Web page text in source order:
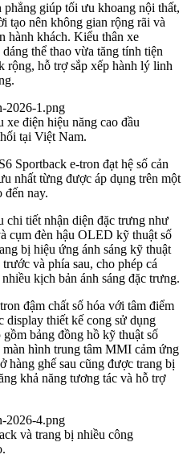
giúp tối ưu khoang nội thất,
tạo nên không gian rộng rãi và
hành khách. Kiểu thân xe
thể thao vừa tăng tính tiện
rộng, hỗ trợ sắp xếp hành lý linh
xe điện hiệu năng cao đầu
tại Việt Nam.
Sportback e-tron đạt hệ số cản
nhất từng được áp dụng trên một
đến nay.
chi tiết nhận diện đặc trưng như
cụm đèn hậu OLED kỹ thuật số
bị hiệu ứng ánh sáng kỹ thuật
và phía sau, cho phép cá
kịch bản ánh sáng đặc trưng.
đậm chất số hóa với tâm điểm
thiết kế cong sử dụng
bảng đồng hồ kỹ thuật số
hình trung tâm MMI cảm ứng
hàng ghế sau cũng được trang bị
khả năng tương tác và hỗ trợ
và trang bị nhiều công